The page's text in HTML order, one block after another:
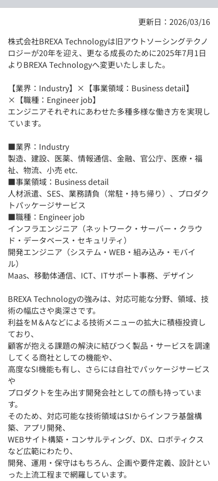
更新日：2026/03/16
株式会社BREXA Technologyは旧アウトソーシングテクノ
ロジーが20年を迎え、更なる成長のために2025年7月1日
よりBREXA Technologyへ変更いたしました。
【業界：Industry】×【事業領域：Business detail】
×【職種：Engineer job】
エンジニアそれぞれにあわせた多種多様な働き方を実現し
ています。
■業界：Industry
製造、建設、医薬、情報通信、金融、官公庁、医療・福
祉、物流、小売 etc.
■事業領域：Business detail
人材派遣、SES、業務請負（常駐・持ち帰り）、プロダク
トパッケージサービス
■職種：Engineer job
インフラエンジニア（ネットワーク・サーバー・クラウ
ド・データベース・セキュリティ）
開発エンジニア（システム・WEB・組み込み・モバイ
ル）
Maas、移動体通信、ICT、ITサポート事務、デザイン
BREXA Technologyの強みは、対応可能な分野、領域、技
術の幅広さや奥深さです。
利益をM＆Aなどによる技術メニューの拡大に積極投資し
ており、
顧客が抱える課題の解決に結びつく製品・サービスを調達
してくる商社としての機能や、
高度なSI機能も有し、さらには自社でパッケージサービス
や
プロダクトを生み出す開発会社としての顔も持っていま
す。
そのため、対応可能な技術領域はSIからインフラ基盤構
築、アプリ開発、
WEBサイト構築・コンサルティング、DX、ロボティクス
など広範にわたり、
開発、運用・保守はもちろん、企画や要件定義、設計とい
った上流工程まで網羅しています。